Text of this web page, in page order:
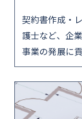
契約書作成・
護士など、企
事業の発展に